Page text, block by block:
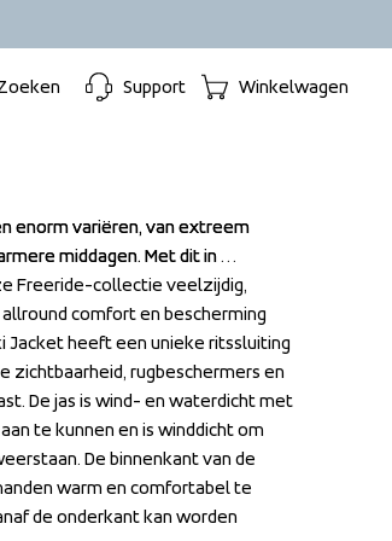
Support Winkelwagen
enorm variëren, van extreem
middagen. Met dit in
Freeride-collectie veelzijdig,
comfort en bescherming
Jacket heeft een unieke ritssluiting
zichtbaarheid, rugbeschermers en
De jas is wind- en waterdicht met
te kunnen en is winddicht om
De binnenkant van de
warm en comfortabel te
de onderkant kan worden
enorm variëren, van extreem
middagen. Met dit in
Freeride-collectie veelzijdig,
comfort en bescherming
Jacket heeft een unieke ritssluiting
zichtbaarheid, rugbeschermers en
De jas is wind- en waterdicht met
te kunnen en is winddicht om
De binnenkant van de
warm en comfortabel te
de onderkant kan worden